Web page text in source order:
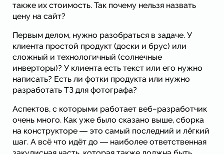
также их стоимость. Так почему нельзя назвать
цену на сайт?
Первым делом, нужно разобраться в задаче. У
клиента простой продукт (доски и брус) или
сложный и технологичный (солнечные
инверторы)? У клиента есть текст или его нужно
написать? Есть ли фотки продукта или нужно
разработать ТЗ для фотографа?
Аспектов, с которыми работает веб−разработчик
очень много. Как уже было сказано выше, сборка
на конструкторе ― это самый последний и лёгкий
шаг. А всё что идёт до ― наиболее ответственная